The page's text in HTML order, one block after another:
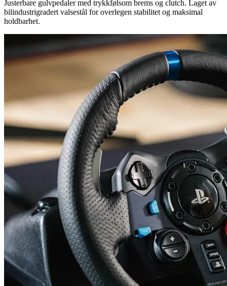
Justerbare gulvpedaler med trykkfølsom brems og clutch. Laget av
bilindustrigradert valsestål for overlegen stabilitet og maksimal
holdbarhet.